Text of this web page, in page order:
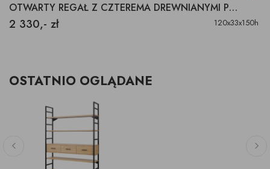
OTWARTY REGAŁ Z CZTEREMA DREWNIANYMI PÓŁKAMI
2 330,- zł 120x33x150h
OSTATNIO OGLĄDANE